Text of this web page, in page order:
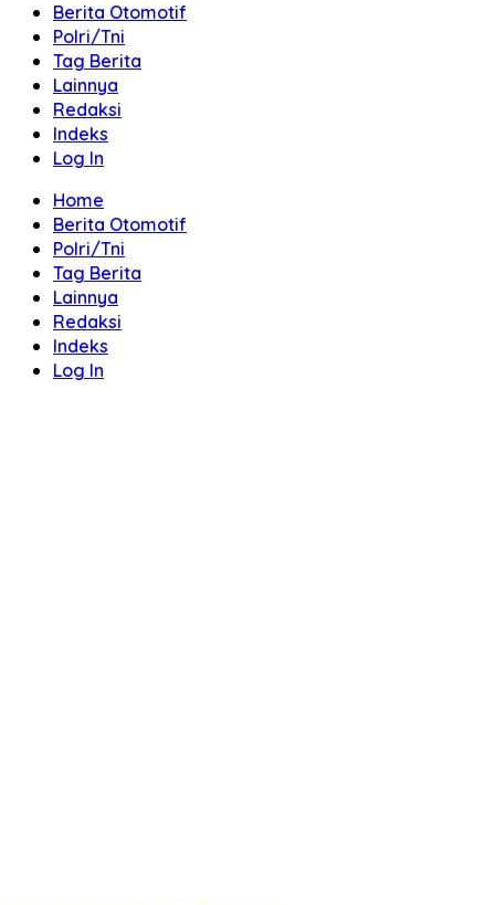
Berita Otomotif
Polri/Tni
Tag Berita
Lainnya
Redaksi
Indeks
Log In
Home
Berita Otomotif
Polri/Tni
Tag Berita
Lainnya
Redaksi
Indeks
Log In